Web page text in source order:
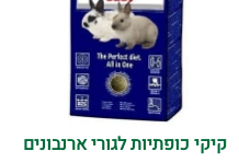
קיקי כופתיות לגורי ארנבונים